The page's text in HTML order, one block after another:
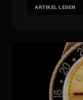
ARTIKEL LESEN